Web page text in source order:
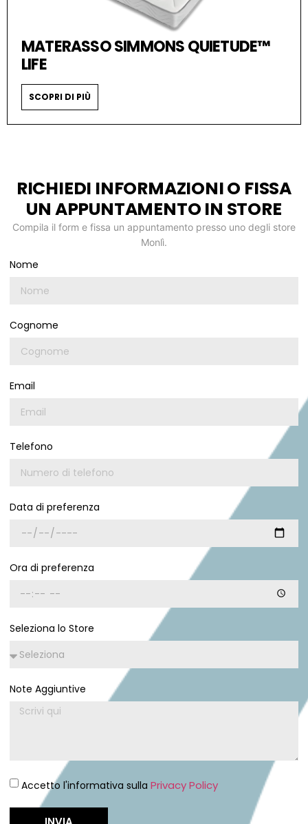
MATERASSO SIMMONS QUIETUDE™
LIFE
SCOPRI DI PIÙ
RICHIEDI INFORMAZIONI O FISSA
UN APPUNTAMENTO IN STORE
Compila il form e fissa un appuntamento presso uno degli store
Monlì.
Nome
Cognome
Email
Telefono
Data di preferenza
Ora di preferenza
Seleziona lo Store
Note Aggiuntive
Accetto l'informativa sulla Privacy Policy